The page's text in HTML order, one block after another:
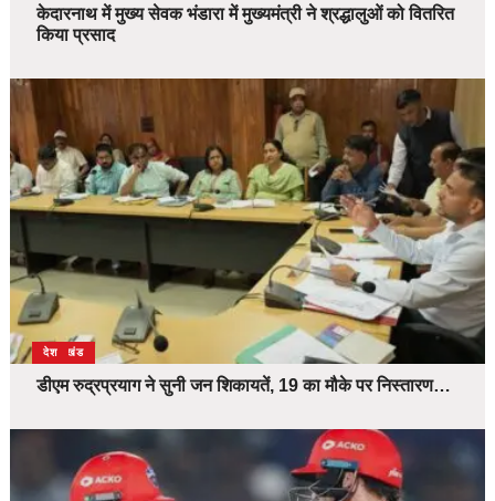
केदारनाथ में मुख्य सेवक भंडारा में मुख्यमंत्री ने श्रद्धालुओं को वितरित
किया प्रसाद
उत्तराखंड
देश
डीएम रुद्रप्रयाग ने सुनी जन शिकायतें, 19 का मौके पर निस्तारण…